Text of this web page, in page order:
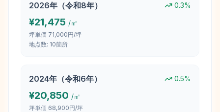
2026年（令和8年） 0.3%
¥21,475 /㎡
坪単価 71,000円/坪
地点数: 10箇所
2024年（令和6年） 0.5%
¥20,850 /㎡
坪単価 68,900円/坪